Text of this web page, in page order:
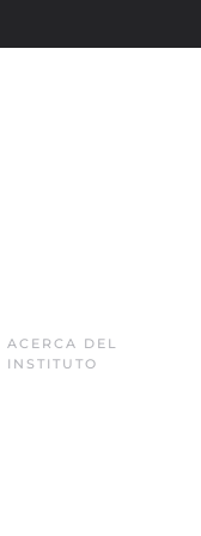
ACERCA DEL
INSTITUTO